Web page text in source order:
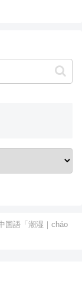
国語「潮湿｜cháo